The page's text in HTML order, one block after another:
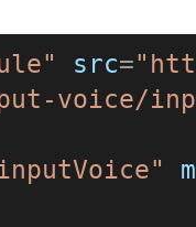
src=
voice/